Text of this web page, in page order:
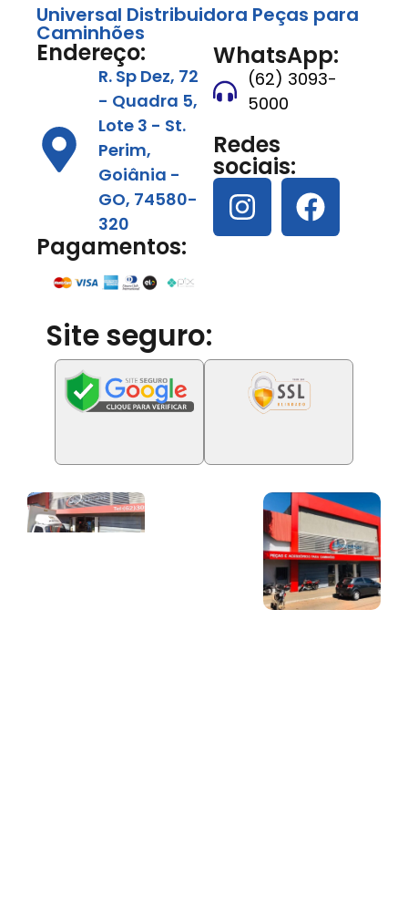
Universal Distribuidora Peças para
Caminhões
Endereço:
R. Sp Dez, 72
- Quadra 5,
Lote 3 - St.
Perim,
Goiânia -
GO, 74580-
320
Pagamentos:
WhatsApp:
(62) 3093-
5000
Redes
sociais:
Site seguro: